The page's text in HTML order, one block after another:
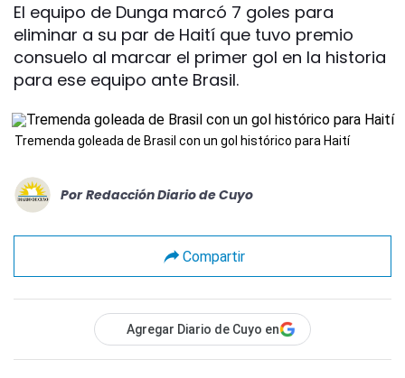
El equipo de Dunga marcó 7 goles para
eliminar a su par de Haití que tuvo premio
consuelo al marcar el primer gol en la historia
para ese equipo ante Brasil.
Tremenda goleada de Brasil con un gol histórico para Haití
Por Redacción Diario de Cuyo
Compartir
Agregar Diario de Cuyo en